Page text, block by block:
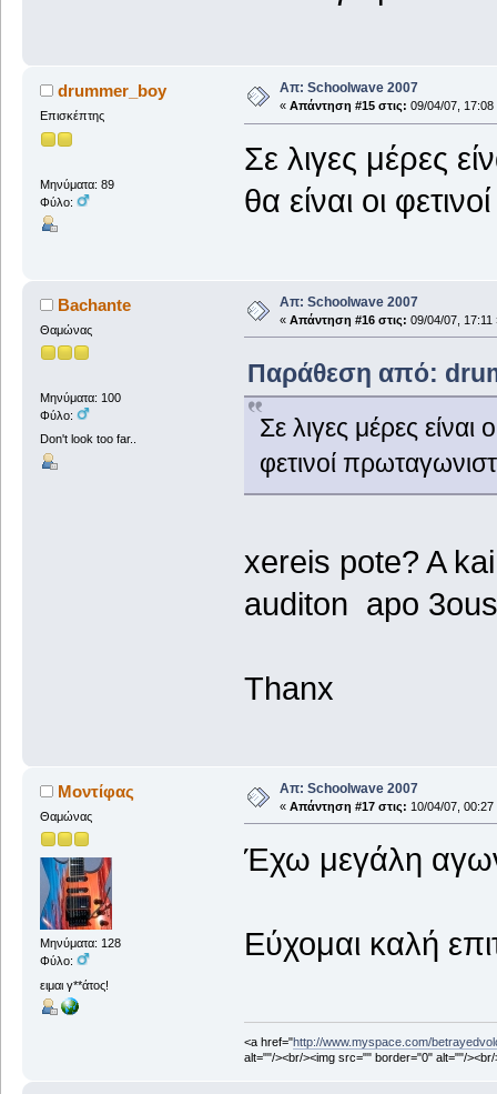
drummer_boy
Επισκέπτης
Μηνύματα: 89
Φύλο:
Απ: Schoolwave 2007
« Απάντηση #15 στις: 09/04/07, 17:08
Σε λιγες μέρες
θα είναι οι
Bachante
Θαμώνας
Μηνύματα: 100
Φύλο:
Don't look too far..
Απ: Schoolwave 2007
« Απάντηση #16 στις: 09/04/07, 17:11
Παράθεση από:
Σε λιγες μέρες είναι
φετινοί
xereis pote? A
auditon apo
Thanx
Μοντίφας
Θαμώνας
Μηνύματα: 128
Φύλο:
ειμαι γ**άτος!
Απ: Schoolwave 2007
« Απάντηση #17 στις: 10/04/07, 00:27
Έχω μεγάλη
Εύχομαι καλή
<a href="http://www.myspace.com/
alt=""/><br/><img src="" border="0" alt=""/